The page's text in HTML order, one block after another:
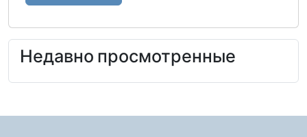
Недавно просмотренные